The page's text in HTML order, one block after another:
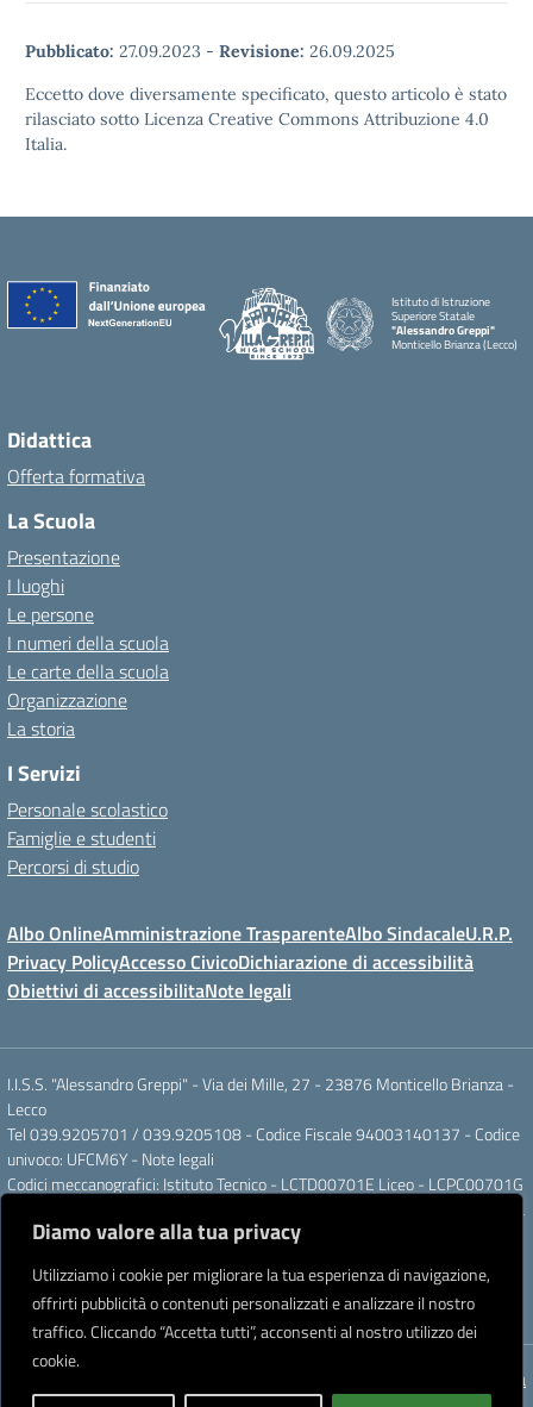
Diamo valore alla tua privacy
Utilizziamo i cookie per migliorare la tua esperienza di navigazione,
offrirti pubblicità o contenuti personalizzati e analizzare il nostro
traffico. Cliccando “Accetta tutti”, acconsenti al nostro utilizzo dei
cookie.
Pubblicato: 27.09.2023 - Revisione: 26.09.2025
Eccetto dove diversamente specificato, questo articolo è stato
rilasciato sotto Licenza Creative Commons Attribuzione 4.0
Italia.
Istituto di Istruzione
Superiore Statale
"Alessandro Greppi"
Monticello Brianza (Lecco)
Didattica
Offerta formativa
La Scuola
Presentazione
I luoghi
Le persone
I numeri della scuola
Le carte della scuola
Organizzazione
La storia
I Servizi
Personale scolastico
Famiglie e studenti
Percorsi di studio
Albo OnlineAmministrazione TrasparenteAlbo SindacaleU.R.P.
Privacy PolicyAccesso CivicoDichiarazione di accessibilità
Obiettivi di accessibilitaNote legali
I.I.S.S. "Alessandro Greppi" - Via dei Mille, 27 - 23876 Monticello Brianza -
Lecco
Tel 039.9205701 / 039.9205108 - Codice Fiscale 94003140137 - Codice
univoco: UFCM6Y - Note legali
Codici meccanografici: Istituto Tecnico - LCTD00701E Liceo - LCPC00701G
Posta elettronica ordinaria: LCIS007008@ISTRUZIONE.IT Posta elettronica
certificata: LCIS007008@PEC.ISTRUZIONE.IT
Intestato a: Istituto di Istruzione Secondaria Superiore A. Greppi
Partner tecnologicoCreative Software Lab S.r.l.
Concept & Design by Designers Italia